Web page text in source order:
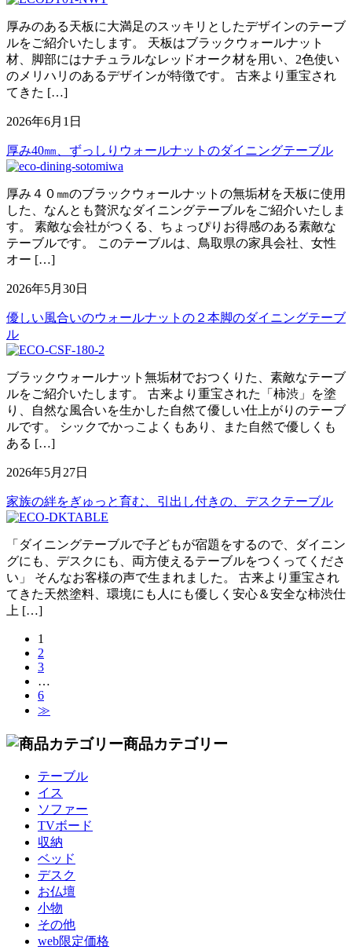
厚みのある天板に大満足のスッキリとしたデザインのテーブ
ルをご紹介いたします。 天板はブラックウォールナット
材、脚部にはナチュラルなレッドオーク材を用い、2色使い
のメリハリのあるデザインが特徴です。 古来より重宝され
てきた […]
2026年6月1日
厚み40㎜、ずっしりウォールナットのダイニングテーブル
厚み４０㎜のブラックウォールナットの無垢材を天板に使用
した、なんとも贅沢なダイニングテーブルをご紹介いたしま
す。 素敵な会社がつくる、ちょっぴりお得感のある素敵な
テーブルです。 このテーブルは、鳥取県の家具会社、女性
オー […]
2026年5月30日
優しい風合いのウォールナットの２本脚のダイニングテーブ
ル
ブラックウォールナット無垢材でおつくりた、素敵なテーブ
ルをご紹介いたします。 古来より重宝された「柿渋」を塗
り、自然な風合いを生かした自然て優しい仕上がりのテーブ
ルです。 シックでかっこよくもあり、また自然で優しくも
ある […]
2026年5月27日
家族の絆をぎゅっと育む、引出し付きの、デスクテーブル
「ダイニングテーブルで子どもが宿題をするので、ダイニン
グにも、デスクにも、両方使えるテーブルをつくってくださ
い」 そんなお客様の声で生まれました。 古来より重宝され
てきた天然塗料、環境にも人にも優しく安心＆安全な柿渋仕
上 […]
1
2
3
…
6
≫
商品カテゴリー
テーブル
イス
ソファー
TVボード
収納
ベッド
デスク
お仏壇
小物
その他
web限定価格